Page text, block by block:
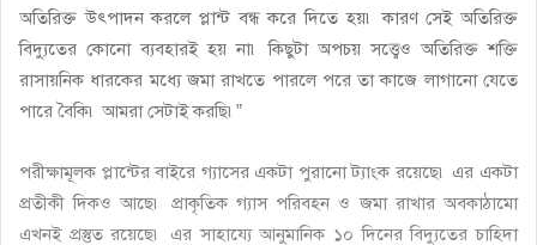
অতিরিক্ত উৎপাদন করলে প্লান্ট বন্ধ করে দিতে হয়৷ কারণ সেই অতিরিক্ত
বিদ্যুতের কোনো ব্যবহারই হয় না৷ কিছুটা অপচয় সত্ত্বেও অতিরিক্ত শক্তি
রাসায়নিক ধারকের মধ্যে জমা রাখতে পারলে পরে তা কাজে লাগানো যেতে
পারে বৈকি৷ আমরা সেটাই করছি৷”
পরীক্ষামূলক প্লান্টের বাইরে গ্যাসের একটা পুরানো ট্যাংক রয়েছে৷ এর একটা
প্রতীকী দিকও আছে৷ প্রাকৃতিক গ্যাস পরিবহন ও জমা রাখার অবকাঠামো
এখনই প্রস্তুত রয়েছে৷ এর সাহায্যে আনুমানিক ১০ দিনের বিদ্যুতের চাহিদা